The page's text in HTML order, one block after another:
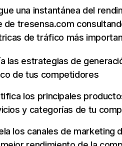
una instantánea del
de tresensa.com
de tráfico más
las estrategias de
de tus competidores
los principales
y categorías de tu
los canales de marketing